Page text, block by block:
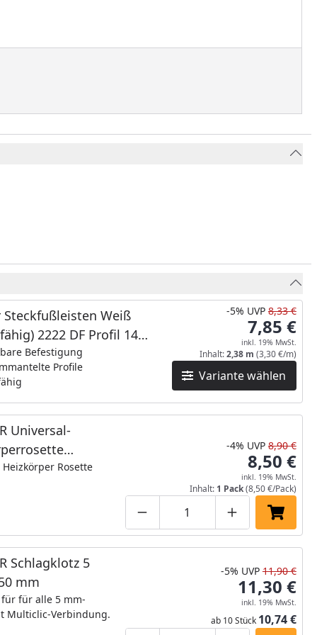
Weiß
2222 DF Profil 14
16MK_NEUE Länge
Befestigung
Profile
Variante wählen
-5% UVP 8,33 €
7,85 €
inkl. 19% MwSt.
Inhalt:2,38 m (3,30 €/m)
Universal-
(1 Stk = 1 VPE à
Rosette
Produktmenge um eins
Produktmenge manuell
Produktmenge
In den
-4% UVP 8,90 €
8,50 €
inkl. 19% MwSt.
Inhalt: 1 Pack(8,50 €/Pack)
5
150 mm
für alle 5 mm-
Multiclic-Verbindung.
-5% UVP 11,90 €
11,30 €
inkl. 19% MwSt.
ab 10 Stück 10,74 €